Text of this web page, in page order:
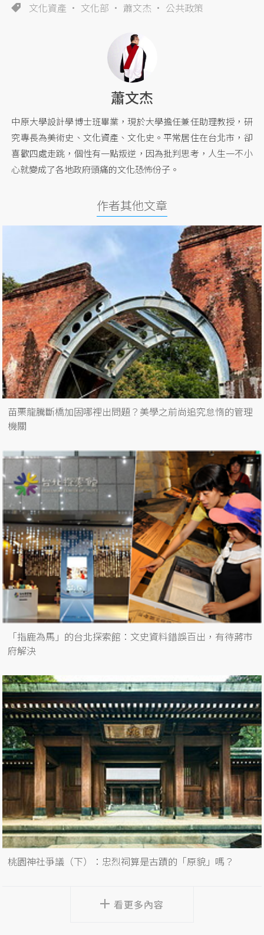
文化資產 文化部 蕭文杰 公共政策
蕭文杰
中原大學設計學博士班畢業，現於大學擔任兼任助理教授，研
究專長為美術史、文化資產、文化史。平常居住在台北市，卻
喜歡四處走跳，個性有一點叛逆，因為批判思考，人生一不小
心就變成了各地政府頭痛的文化恐怖份子。
作者其他文章
苗栗龍騰斷橋加固哪裡出問題？美學之前尚追究怠惰的管理
機關
「指鹿為馬」的台北探索館：文史資料錯誤百出，有待蔣市
府解決
桃園神社爭議（下）：忠烈祠算是古蹟的「原貌」嗎？
看更多內容